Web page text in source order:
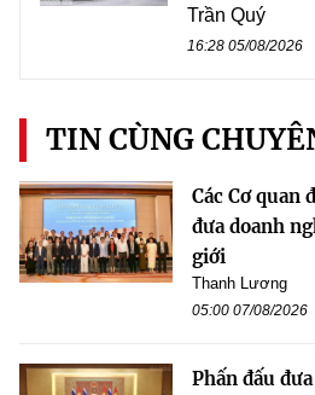
Trần Quý
16:28 05/08/2026
TIN CÙNG
Các Cơ quan
đưa doanh
giới
Thanh Lương
05:00 07/08/2026
Phấn đấu